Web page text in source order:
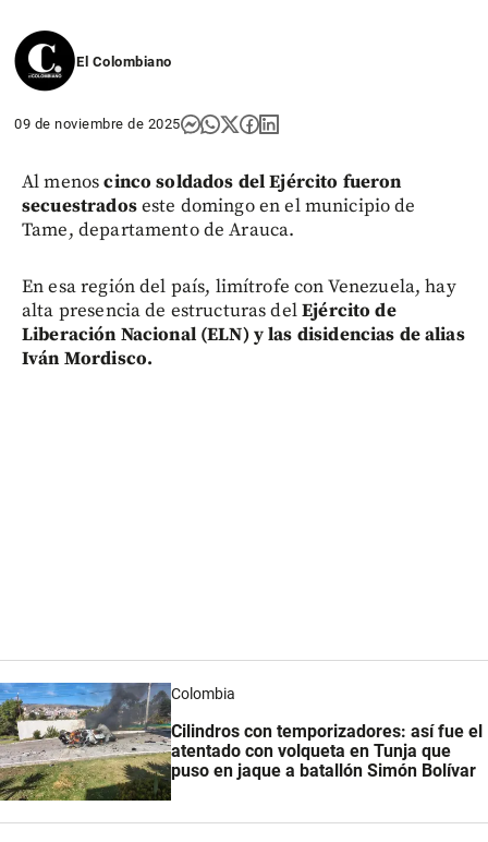
El Colombiano
09 de noviembre de 2025
Al menoscinco soldados del Ejército fueron
secuestradoseste domingo en el municipio de
Tame, departamento de Arauca.
En esa región del país, limítrofe con Venezuela, hay
alta presencia de estructuras delEjército de
Liberación Nacional (ELN) y las disidencias de alias
Iván Mordisco.
Colombia
Cilindros con temporizadores: así fue el
atentado con volqueta en Tunja que
puso en jaque a batallón Simón Bolívar